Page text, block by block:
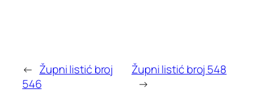
← Župni listić broj
546
Župni listić broj 548
→